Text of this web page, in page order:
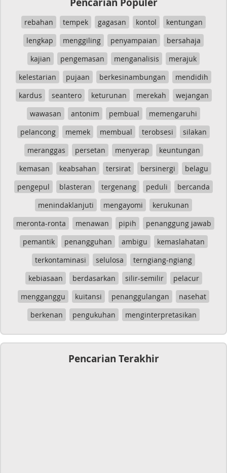
rebahan tempek gagasan kontol
kentungan
lengkap
menggiling penyampaian
bersahaja
kajian
pengemasan menganalisis
merajuk
kelestarian
pujaan berkesinambungan
mendidih
kardus
seantero keturunan merekah
wejangan
wawasan
antonim pembual
memengaruhi
pelancong
memek membual terobsesi
silakan
meranggas
persetan menyerap
keuntungan
kemasan
keabsahan tersirat bersinergi
belagu
pengepul
blasteran tergenang peduli
bercanda
menindaklanjuti
mengayomi
kerukunan
meronta-ronta
menawan pipih
penanggung jawab
pemantik
penangguhan ambigu
kemaslahatan
terkontaminasi
selulosa
terngiang-ngiang
kebiasaan
berdasarkan silir-semilir
pelacur
mengganggu
kuitansi penanggulangan
nasehat
berkenan
pengukuhan menginterpretasikan
Pencarian Terakhir